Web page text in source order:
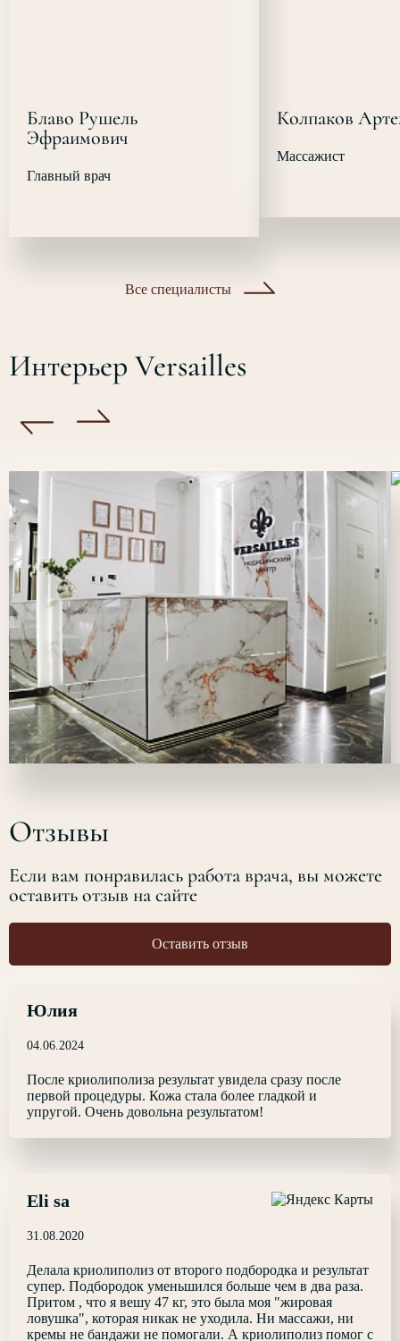
Блаво Рушель
Эфраимович
Главный врач
Колпаков
Массажист
Все специалисты
Интерьер Versailles
Отзывы
Юлия
04.06.2024
После криолиполиза результат увидела сразу после
первой процедуры. Кожа стала более гладкой и
упругой. Очень довольна результатом!
Eli sa
31.08.2020
Делала криолиполиз от второго подбородка и результат
супер. Подбородок уменьшился больше чем в два раза.
Притом , что я вешу 47 кг, это была моя "жировая
ловушка", которая никак не уходила. Ни массажи, ни
кремы не бандажи не помогали. А криолиполиз помог с
Если вам понравилась работа врача, вы можете
оставить отзыв на сайте
Оставить отзыв